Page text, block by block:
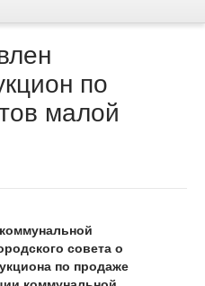
по
малой
совета о
по продаже